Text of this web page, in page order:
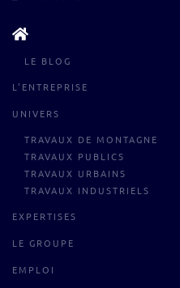
LE BLOG
L'ENTREPRISE
UNIVERS
TRAVAUX DE MONTAGNE
TRAVAUX PUBLICS
TRAVAUX URBAINS
TRAVAUX INDUSTRIELS
EXPERTISES
LE GROUPE
EMPLOI